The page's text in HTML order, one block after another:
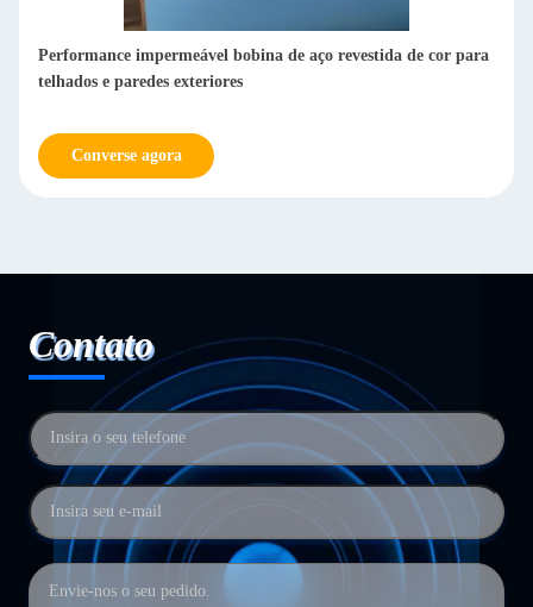
Performance impermeável bobina de aço revestida de cor para
telhados e paredes exteriores
Converse agora
Contato